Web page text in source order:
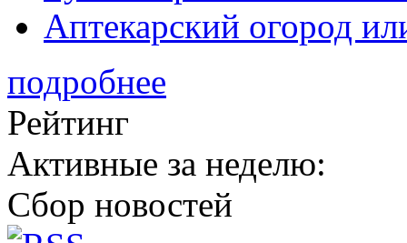
Аптекарский огород
подробнее
Рейтинг
Активные за неделю:
Сбор новостей